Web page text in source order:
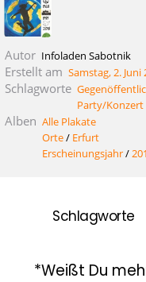
Autor Infoladen Sabotnik
Erstellt am Samstag, 2. Juni
Schlagworte
Party/Konzert
Alben Alle Plakate
Orte/ Erfurt
Erscheinungsjahr/
Schlagworte
*Weißt Du